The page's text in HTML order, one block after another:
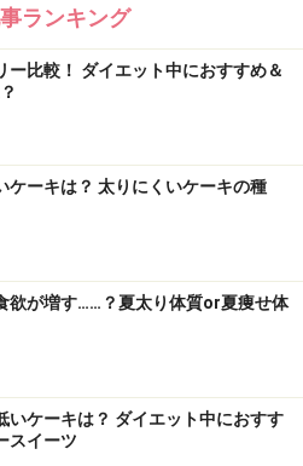
ランキング
ー比較！ ダイエット中におすすめ＆
ケーキは？ 太りにくいケーキの種
欲が増す……？夏太り体質or夏痩せ体
いケーキは？ ダイエット中におすす
スイーツ